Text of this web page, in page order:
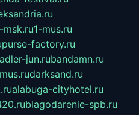
msk.ru1-mus.ru
purse-factory.ru
adler-jun.rubandamn.ru
darksand.ru
alabuga-cityhotel.ru
blagodarenie-spb.ru